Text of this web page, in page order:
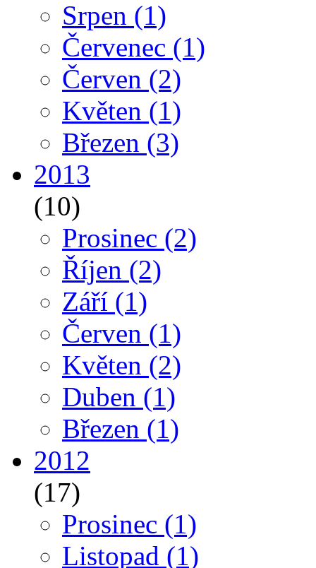
Srpen (1)
Červenec (1)
Červen (2)
Květen (1)
Březen (3)
2013
(10)
Prosinec (2)
Říjen (2)
Září (1)
Červen (1)
Květen (2)
Duben (1)
Březen (1)
2012
(17)
Prosinec (1)
Listopad (1)